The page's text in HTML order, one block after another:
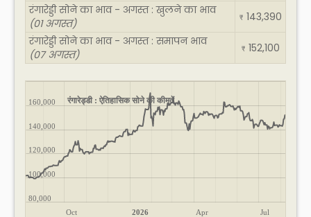
रंगारेड्डी सोने का भाव - अगस्त : खुलने का भाव
(01 अगस्त)
₹ 143,390
रंगारेड्डी सोने का भाव - अगस्त : समापन भाव
(07 अगस्त)
₹ 152,100
रंगारेड्डी : ऐतिहासिक सोने की कीमतें
Oct 2026 Apr Jul
80,000
100,000
120,000
140,000
160,000